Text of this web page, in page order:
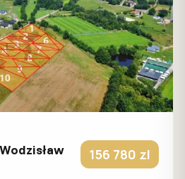
156 780 zl